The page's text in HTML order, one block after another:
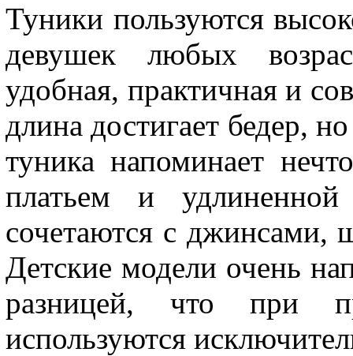
Туники пользуются
девушек любых
удобная, практичная и
длина достигает бедер,
туника напоминает
платьем и
сочетаются с джинсами,
Детские модели очень
разницей, что при
используются